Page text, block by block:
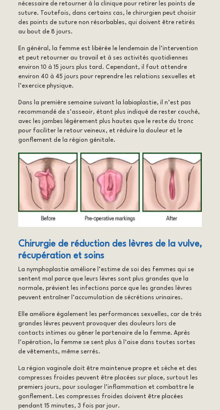
nécessaire de retourner à la clinique pour retirer les points de
suture. Toutefois, dans certains cas, le chirurgien peut choisir
des points de suture non résorbables, qui doivent être retirés
au bout de 8 jours.
En général, la femme est libérée le lendemain de l’intervention
et peut retourner au travail et à ses activités quotidiennes
environ 10 à 15 jours plus tard. Cependant, il faut attendre
environ 40 à 45 jours pour reprendre les relations sexuelles et
l’exercice physique.
Dans la première semaine suivant la labiaplastie, il n’est pas
recommandé de s’asseoir, étant plus indiqué de rester couché,
avec les jambes légèrement plus hautes que le reste du tronc
pour faciliter le retour veineux, et réduire la douleur et le
gonflement de la région génitale.
Chirurgie de réduction des lèvres de la vulve,
récupération et soins
La nymphoplastie améliore l’estime de soi des femmes qui se
sentent mal parce que leurs lèvres sont plus grandes que la
normale, prévient les infections parce que les grandes lèvres
peuvent entraîner l’accumulation de sécrétions urinaires.
Elle améliore également les performances sexuelles, car de très
grandes lèvres peuvent provoquer des douleurs lors de
contacts intimes ou gêner le partenaire de la femme. Après
l’opération, la femme se sent plus à l’aise dans toutes sortes
de vêtements, même serrés.
La région vaginale doit être maintenue propre et sèche et des
compresses froides peuvent être placées sur place, surtout les
premiers jours, pour soulager l’inflammation et combattre le
gonflement. Les compresses froides doivent être placées
pendant 15 minutes, 3 fois par jour.